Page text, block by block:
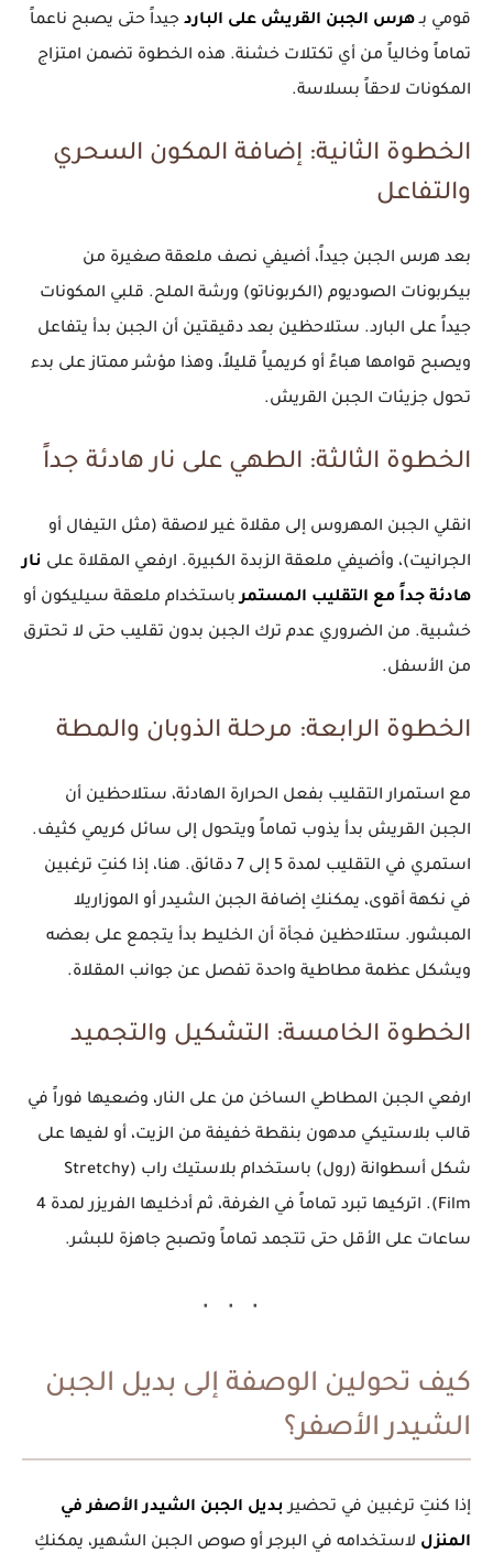
قومي بـهرس الجبن القريش على البارد جيداً حتى يصبح ناعماً
تماماً وخالياً من أي تكتلات خشنة. هذه الخطوة تضمن امتزاج
المكونات لاحقاً بسلاسة.
الخطوة الثانية: إضافة المكون السحري
والتفاعل
بعد هرس الجبن جيداً، أضيفي نصف ملعقة صغيرة من
بيكربونات الصوديوم (الكربوناتو) ورشة الملح. قلبي المكونات
جيداً على البارد. ستلاحظين بعد دقيقتين أن الجبن بدأ يتفاعل
ويصبح قوامها هباءً أو كريمياً قليلاً، وهذا مؤشر ممتاز على بدء
تحول جزيئات الجبن القريش.
الخطوة الثالثة: الطهي على نار هادئة جداً
انقلي الجبن المهروس إلى مقلاة غير لاصقة (مثل التيفال أو
الجرانيت)، وأضيفي ملعقة الزبدة الكبيرة. ارفعي المقلاة على نار
هادئة جداً مع التقليب المستمرباستخدام ملعقة سيليكون أو
خشبية. من الضروري عدم ترك الجبن بدون تقليب حتى لا تحترق
من الأسفل.
الخطوة الرابعة: مرحلة الذوبان والمطة
مع استمرار التقليب بفعل الحرارة الهادئة، ستلاحظين أن
الجبن القريش بدأ يذوب تماماً ويتحول إلى سائل كريمي كثيف.
استمري في التقليب لمدة 5 إلى 7 دقائق. هنا، إذا كنتِ ترغبين
في نكهة أقوى، يمكنكِ إضافة الجبن الشيدر أو الموزاريلا
المبشور. ستلاحظين فجأة أن الخليط بدأ يتجمع على بعضه
ويشكل عظمة مطاطية واحدة تفصل عن جوانب المقلاة.
الخطوة الخامسة: التشكيل والتجميد
ارفعي الجبن المطاطي الساخن من على النار، وضعيها فوراً في
قالب بلاستيكي مدهون بنقطة خفيفة من الزيت، أو لفيها على
شكل أسطوانة (رول) باستخدام بلاستيك راب (Stretchy
Film). اتركيها تبرد تماماً في الغرفة، ثم أدخليها الفريزر لمدة 4
ساعات على الأقل حتى تتجمد تماماً وتصبح جاهزة للبشر.
كيف تحولين الوصفة إلى بديل الجبن
الشيدر الأصفر؟
إذا كنتِ ترغبين في تحضيربديل الجبن الشيدر الأصفر في
المنزل لاستخدامه في البرجر أو صوص الجبن الشهير، يمكنكِ